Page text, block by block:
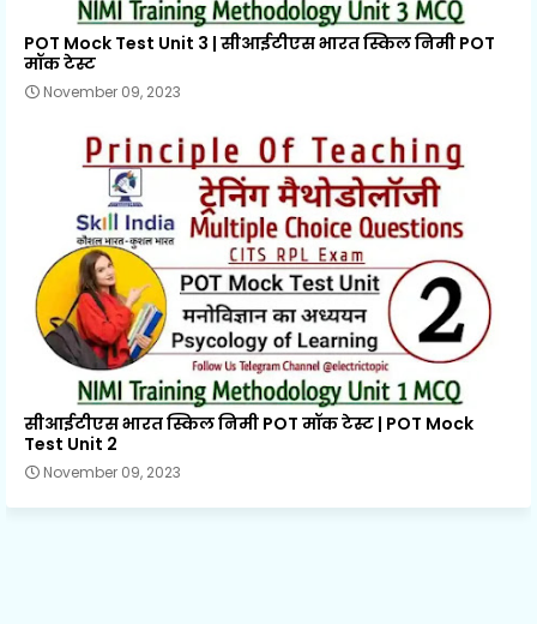
POT Mock Test Unit 3 | सीआईटीएस भारत स्किल निमी POT
मॉक टेस्ट
November 09, 2023
सीआईटीएस भारत स्किल निमी POT मॉक टेस्ट | POT Mock
Test Unit 2
November 09, 2023